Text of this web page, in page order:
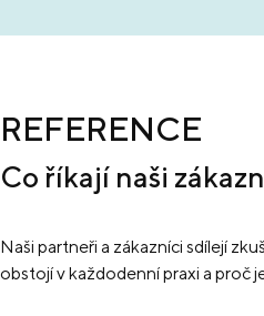
REFERENCE
Co říkají naši
Naši partneři a zákazníci sdílejí
obstojí v každodenní praxi a proč